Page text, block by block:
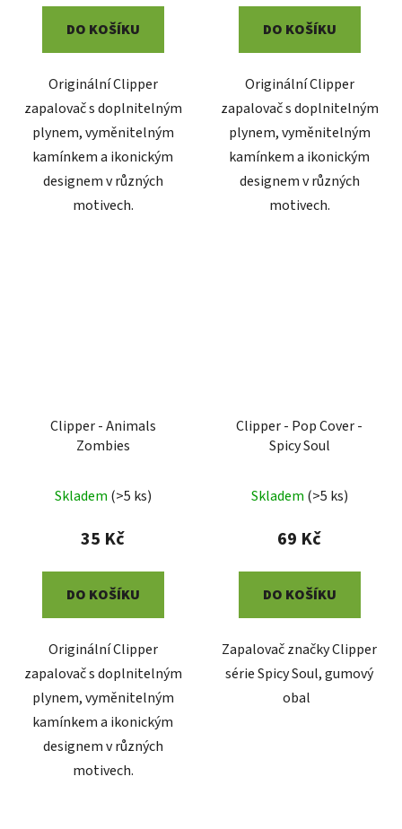
DO KOŠÍKU
Originální Clipper
zapalovač s doplnitelným
plynem, vyměnitelným
kamínkem a ikonickým
designem v různých
motivech.
DO KOŠÍKU
Originální Clipper
zapalovač s doplnitelným
plynem, vyměnitelným
kamínkem a ikonickým
designem v různých
motivech.
Clipper - Animals
Zombies
Skladem (>5 ks)
35 Kč
DO KOŠÍKU
Originální Clipper
zapalovač s doplnitelným
plynem, vyměnitelným
kamínkem a ikonickým
designem v různých
motivech.
Clipper - Pop Cover -
Spicy Soul
Skladem (>5 ks)
69 Kč
DO KOŠÍKU
Zapalovač značky Clipper
série Spicy Soul, gumový
obal